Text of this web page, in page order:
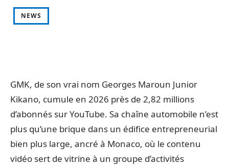
NEWS
GMK, de son vrai nom Georges Maroun Junior
Kikano, cumule en 2026 près de 2,82 millions
d’abonnés sur YouTube. Sa chaîne automobile n’est
plus qu’une brique dans un édifice entrepreneurial
bien plus large, ancré à Monaco, où le contenu
vidéo sert de vitrine à un groupe d’activités